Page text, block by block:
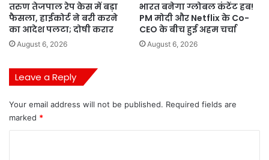
तरुण तेजपाल रेप केस में बड़ा
फैसला, हाईकोर्ट ने बरी करने
का आदेश पलटा; दोषी करार
August 6, 2026
भारत बनेगा ग्लोबल कंटेंट हब!
PM मोदी और Netflix के Co-
CEO के बीच हुई अहम चर्चा
August 6, 2026
Leave a Reply
Your email address will not be published. Required fields are
marked *